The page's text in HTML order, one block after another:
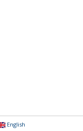
English